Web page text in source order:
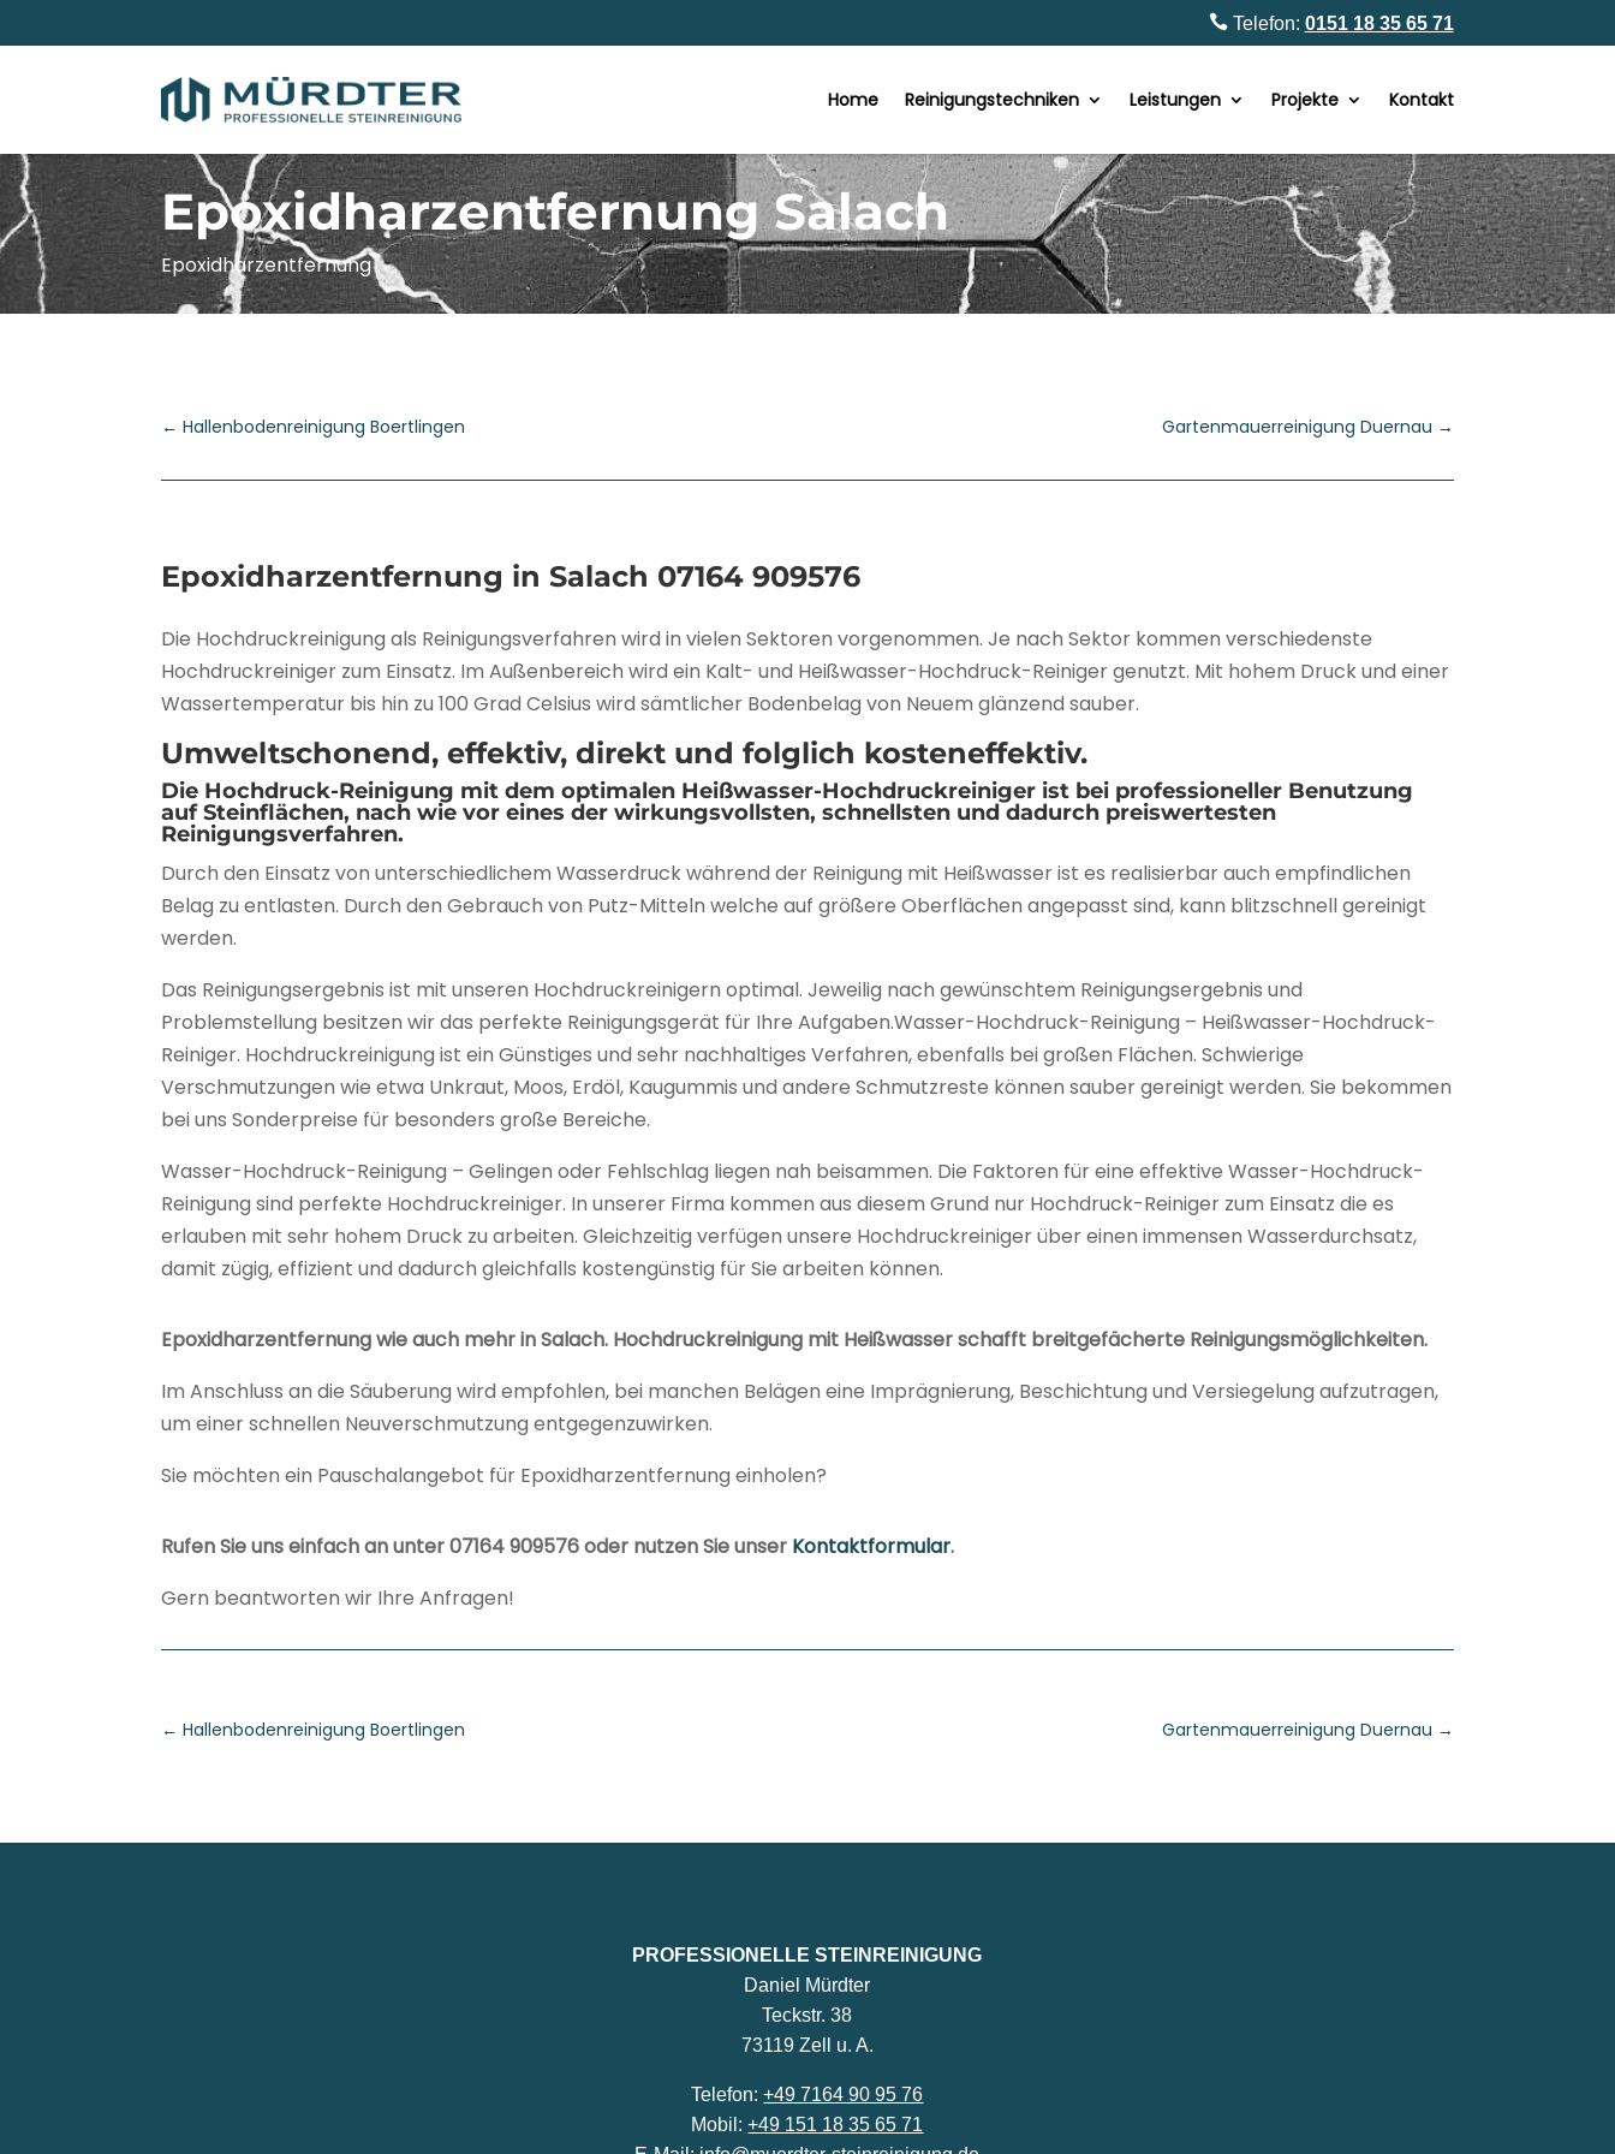
Telefon: 0151 18 35 65 71
Home Reinigungstechniken Leistungen Projekte Kontakt
Epoxidharzentfernung Salach
Epoxidharzentfernung
←Hallenbodenreinigung Boertlingen Gartenmauerreinigung Duernau →
Epoxidharzentfernung in Salach 07164 909576
Die Hochdruckreinigung als Reinigungsverfahren wird in vielen Sektoren vorgenommen. Je nach Sektor kommen verschiedenste
Hochdruckreiniger zum Einsatz. Im Außenbereich wird ein Kalt- und Heißwasser-Hochdruck-Reiniger genutzt. Mit hohem Druck und einer
Wassertemperatur bis hin zu 100 Grad Celsius wird sämtlicher Bodenbelag von Neuem glänzend sauber.
Umweltschonend, effektiv, direkt und folglich kosteneffektiv.
Die Hochdruck-Reinigung mit dem optimalen Heißwasser-Hochdruckreiniger ist bei professioneller Benutzung
auf Steinflächen, nach wie vor eines der wirkungsvollsten, schnellsten und dadurch preiswertesten
Reinigungsverfahren.
Durch den Einsatz von unterschiedlichem Wasserdruck während der Reinigung mit Heißwasser ist es realisierbar auch empfindlichen
Belag zu entlasten. Durch den Gebrauch von Putz-Mitteln welche auf größere Oberflächen angepasst sind, kann blitzschnell gereinigt
werden.
Das Reinigungsergebnis ist mit unseren Hochdruckreinigern optimal. Jeweilig nach gewünschtem Reinigungsergebnis und
Problemstellung besitzen wir das perfekte Reinigungsgerät für Ihre Aufgaben.Wasser-Hochdruck-Reinigung – Heißwasser-Hochdruck-
Reiniger. Hochdruckreinigung ist ein Günstiges und sehr nachhaltiges Verfahren, ebenfalls bei großen Flächen. Schwierige
Verschmutzungen wie etwa Unkraut, Moos, Erdöl, Kaugummis und andere Schmutzreste können sauber gereinigt werden. Sie bekommen
bei uns Sonderpreise für besonders große Bereiche.
Wasser-Hochdruck-Reinigung – Gelingen oder Fehlschlag liegen nah beisammen. Die Faktoren für eine effektive Wasser-Hochdruck-
Reinigung sind perfekte Hochdruckreiniger. In unserer Firma kommen aus diesem Grund nur Hochdruck-Reiniger zum Einsatz die es
erlauben mit sehr hohem Druck zu arbeiten. Gleichzeitig verfügen unsere Hochdruckreiniger über einen immensen Wasserdurchsatz,
damit zügig, effizient und dadurch gleichfalls kostengünstig für Sie arbeiten können.
Epoxidharzentfernung wie auch mehr in Salach. Hochdruckreinigung mit Heißwasser schafft breitgefächerte Reinigungsmöglichkeiten.
Im Anschluss an die Säuberung wird empfohlen, bei manchen Belägen eine Imprägnierung, Beschichtung und Versiegelung aufzutragen,
um einer schnellen Neuverschmutzung entgegenzuwirken.
Sie möchten ein Pauschalangebot für Epoxidharzentfernung einholen?
Rufen Sie uns einfach an unter 07164 909576 oder nutzen Sie unser Kontaktformular.
Gern beantworten wir Ihre Anfragen!
←Hallenbodenreinigung Boertlingen Gartenmauerreinigung Duernau →
PROFESSIONELLE STEINREINIGUNG
Daniel Mürdter
Teckstr. 38
73119 Zell u. A.
Telefon:+49 7164 90 95 76
Mobil:+49 151 18 35 65 71